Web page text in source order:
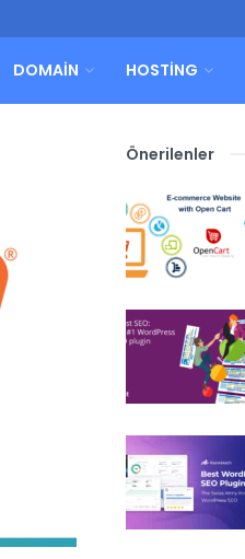
DOMAIN HOSTING
Önerilenler